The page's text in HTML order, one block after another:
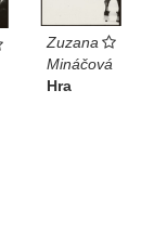
Zuzana
Mináčová
Hra